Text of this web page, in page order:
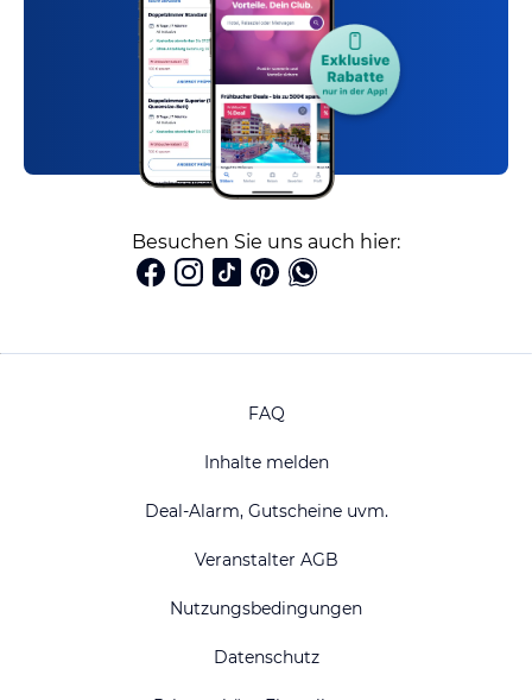
Besuchen Sie uns auch hier:
FAQ
Inhalte melden
Deal-Alarm, Gutscheine uvm.
Veranstalter AGB
Nutzungsbedingungen
Datenschutz